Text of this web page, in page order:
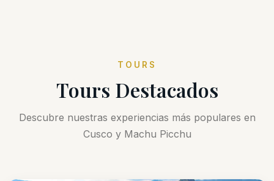
TOURS
Tours Destacados
Descubre nuestras experiencias más populares en
Cusco y Machu Picchu